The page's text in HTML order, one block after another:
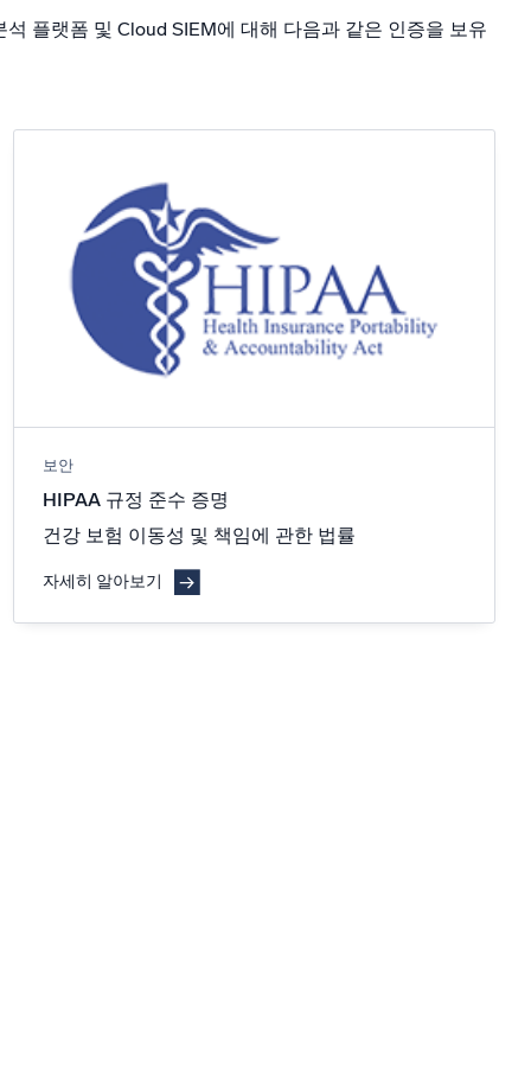
플랫폼 및 Cloud SIEM에 대해 다음과 같은 인증을 보유
보안
HIPAA 규정 준수 증명
건강 보험 이동성 및 책임에 관한 법률
자세히 알아보기